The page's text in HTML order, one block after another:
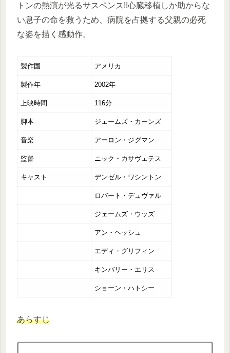
トンの熱演が光るサスペンス!!心臓移植しか助からな
い息子の命を救うため、病院を占拠する父親の必死
な姿を描く感動作。
製作国 アメリカ
製作年 2002年
上映時間 116分
脚本 ジェームズ・カーンズ
音楽 アーロン・ジグマン
監督 ニック・カサヴェテス
キャスト デンゼル・ワシントン
ロバート・デュヴァル
ジェームズ・ウッズ
アン・ヘッシュ
エディ・グリフィン
キンバリー・エリス
ショーン・ハトシー
あらすじ